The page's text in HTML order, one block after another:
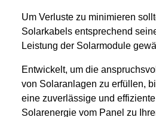
Um Verluste zu minimieren
Solarkabels entsprechend
Leistung der Solarmodule
Entwickelt, um die
von Solaranlagen zu erfüllen,
eine zuverlässige und
Solarenergie vom Panel zu